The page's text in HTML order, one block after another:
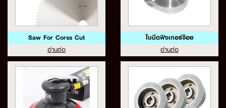
Saw For Corss Cut
อ่านต่อ
ใบมีดฟิงเกอร์จ๊อย
อ่านต่อ